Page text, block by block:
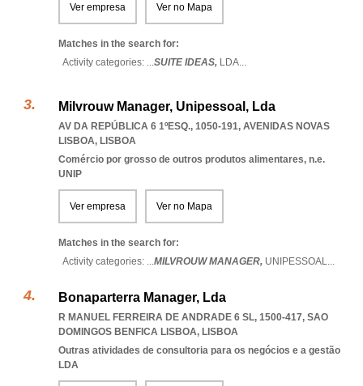
Ver empresa Ver no Mapa
Matches in the search for:
Activity categories: ...SUITE IDEAS, LDA...
Milvrouw Manager, Unipessoal, Lda
AV DA REPÚBLICA 6 1ºESQ., 1050-191, AVENIDAS NOVAS
LISBOA, LISBOA
Comércio por grosso de outros produtos alimentares, n.e.
UNIP
Ver empresa Ver no Mapa
Matches in the search for:
Activity categories: ...MILVROUW MANAGER, UNIPESSOAL...
Bonaparterra Manager, Lda
R MANUEL FERREIRA DE ANDRADE 6 SL, 1500-417, SAO
DOMINGOS BENFICA LISBOA, LISBOA
Outras atividades de consultoria para os negócios e a gestão
LDA